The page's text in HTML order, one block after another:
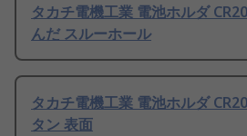
タカチ電機工業 電池ホルダ
んだ スルーホール
タカチ電機工業 電池ホルダ
タン 表面